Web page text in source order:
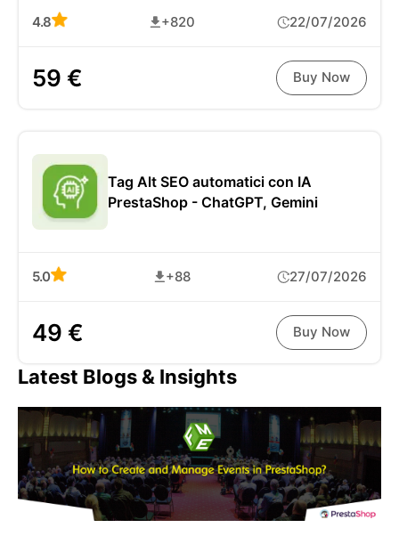
4.8 +820 22/07/2026
59 € Buy Now
Tag Alt SEO automatici con IA
PrestaShop - ChatGPT, Gemini
5.0 +88 27/07/2026
49 € Buy Now
Latest Blogs & Insights